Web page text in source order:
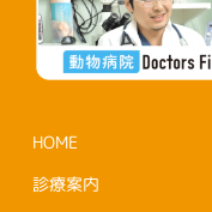
HOME
診療案内